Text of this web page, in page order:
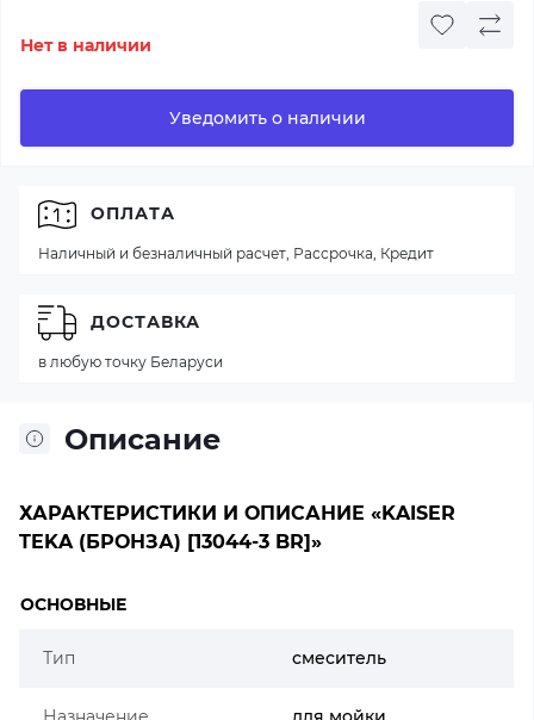
Нет в наличии
Уведомить о наличии
Описание
ХАРАКТЕРИСТИКИ И ОПИСАНИЕ «KAISER
TEKA (БРОНЗА) [13044-3 BR]»
ОСНОВНЫЕ
Тип смеситель
ОПЛАТА
Наличный и безналичный расчет, Рассрочка, Кредит
ДОСТАВКА
в любую точку Беларуси